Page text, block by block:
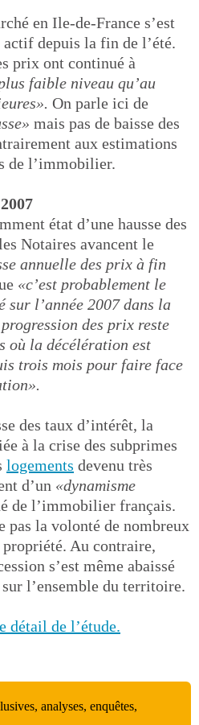
en Ile-de-France s’est
depuis la fin de l’été.
prix ont continué à
faible niveau qu’au
On parle ici de
mais pas de baisse des
aux estimations
de l’immobilier.
état d’une hausse des
Notaires avancent le
annuelle des prix à fin
«c’est probablement le
sur l’année 2007 dans la
des prix reste
où la décélération est
trois mois pour faire face
des taux d’intérêt, la
à la crise des subprimes
logements devenu très
d’un «dynamisme
de l’immobilier français.
pas la volonté de nombreux
propriété. Au contraire,
s’est même abaissé
l’ensemble du territoire.
détail de l’étude.
analyses, enquêtes,